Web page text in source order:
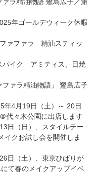
年ゴールデウィーク休暇
ファファラ 精油スティッ
パイク アミティス、日焼
ファラ精油物語」 鷺島広子
年4月19日（土）～ 20日
代々木公園に出店します
日（日）、スタイルテー
イクお試し会を開催しま
日（土）、東京ひばりが
て春のメイクアップイベ